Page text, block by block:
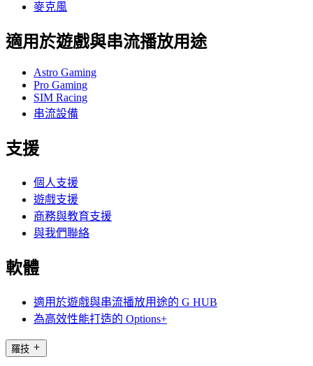
麥克風
適用於遊戲與串流播放用途
Astro Gaming
Pro Gaming
SIM Racing
串流設備
支援
個人支援
遊戲支援
商務與教育支援
與我們聯絡
軟體
適用於遊戲與串流播放用途的 G HUB
為高效性能打造的 Options+
羅技